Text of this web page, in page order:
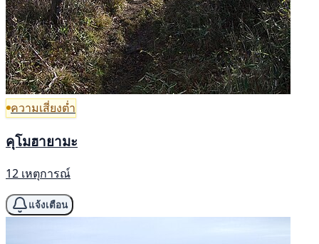
ความเสี่ยงต่ำ
คุโมฮายามะ
12 เหตุการณ์
แจ้งเตือน